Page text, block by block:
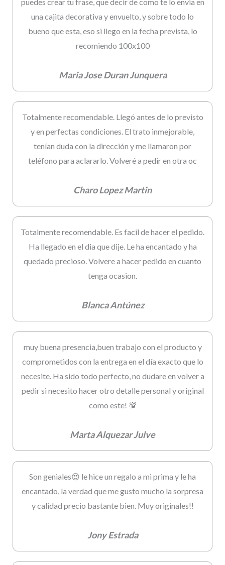
una cajita decorativa y envuelto, y sobre todo lo
bueno que esta, eso si llego en la fecha prevista, lo
recomiendo 100x100
Maria Jose Duran Junquera
Totalmente recomendable. Llegó antes de lo previsto
y en perfectas condiciones. El trato inmejorable,
tenían duda con la dirección y me llamaron por
teléfono para aclararlo. Volveré a pedir en otra oc
Charo Lopez Martin
Totalmente recomendable. Es facil de hacer el pedido.
Ha llegado en el dia que dije. Le ha encantado y ha
quedado precioso. Volvere a hacer pedido en cuanto
tenga ocasion.
Blanca Antúnez
muy buena presencia,buen trabajo con el producto y
comprometidos con la entrega en el día exacto que lo
necesite. Ha sido todo perfecto, no dudare en volver a
pedir si necesito hacer otro detalle personal y original
como este! 💯
Marta Alquezar Julve
Son geniales😍 le hice un regalo a mi prima y le ha
encantado, la verdad que me gusto mucho la sorpresa
y calidad precio bastante bien. Muy originales!!
Jony Estrada